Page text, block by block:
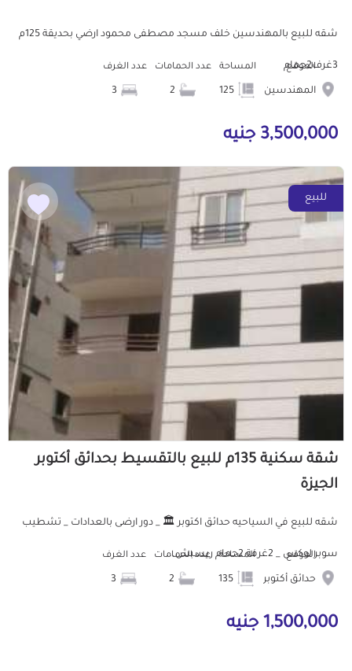
شقه للبيع بالمهندسين خلف مسجد مصطفى محمود ارضي بحديقة 125م
3غرف2حمام الموقع
المهندسين
المساحة عدد الحمامات عدد الغرف
3,500,000 جنيه
للبيع
شقة سكنية 135م للبيع بالتقسيط بحدائق أكتوبر
الجيزة
شقه للبيع في السياحيه حدائق اكتوبر 🏛️ _ دور ارضى بالعدادات _ تشطيب
سوبر لوكس _ 2غرفة 2حمام ريسبش...
الموقع
حدائق أكتوبر
المساحة عدد الحمامات عدد الغرف
1,500,000 جنيه